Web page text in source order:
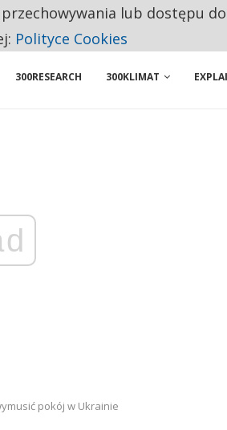
ZAKUPY
300RESEARCH 300KLIMAT
pokój w Ukrainie
lub dostępu
Polityce Cookies